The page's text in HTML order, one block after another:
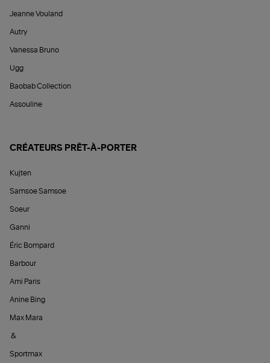
Jeanne Vouland
Autry
Vanessa Bruno
Ugg
Baobab Collection
Assouline
CRÉATEURS PRÊT-À-PORTER
Kujten
Samsoe Samsoe
Soeur
Ganni
Éric Bompard
Barbour
Ami Paris
Anine Bing
Max Mara
&
Sportmax